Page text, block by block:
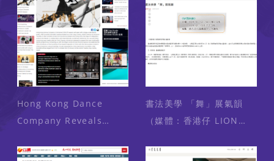
Hong Kong Dance
Company Reveals
(Media:
書法美學 「舞」展氣韻
（媒體：香港仔 LION
03